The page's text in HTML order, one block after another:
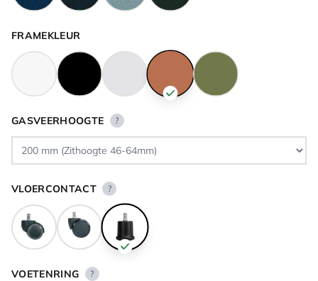
FRAMEKLEUR
GASVEERHOOGTE ?
VLOERCONTACT ?
VOETENRING ?